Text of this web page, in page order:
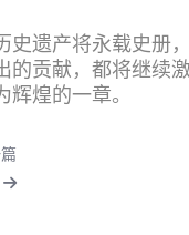
史遗产将永载史册
的贡献，都将继续
辉煌的一章。